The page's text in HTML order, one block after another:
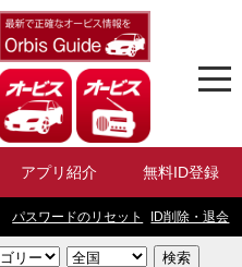
アプリ紹介 無料ID登録
パスワードのリセット ID削除・退会